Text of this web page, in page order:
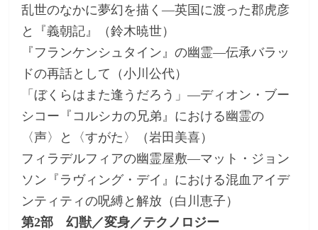
乱世のなかに夢幻を描く―英国に渡った郡虎彦
と『義朝記』（鈴木暁世）
『フランケンシュタイン』の幽霊―伝承バラッ
ドの再話として（小川公代）
「ぼくらはまた逢うだろう」―ディオン・ブー
シコー『コルシカの兄弟』における幽霊の
〈声〉と〈すがた〉（岩田美喜）
フィラデルフィアの幽霊屋敷―マット・ジョン
ソン『ラヴィング・デイ』における混血アイデ
ンティティの呪縛と解放（白川恵子）
第2部 幻獣／変身／テクノロジー